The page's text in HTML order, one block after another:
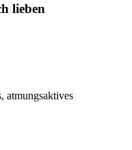
lieben
atmungsaktives